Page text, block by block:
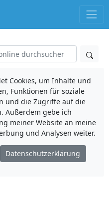
Cookies, um Inhalte und
Funktionen für soziale
und die Zugriffe auf die
Außerdem gebe ich
meiner Website an meine
und Analysen weiter.
Datenschutzerklärung